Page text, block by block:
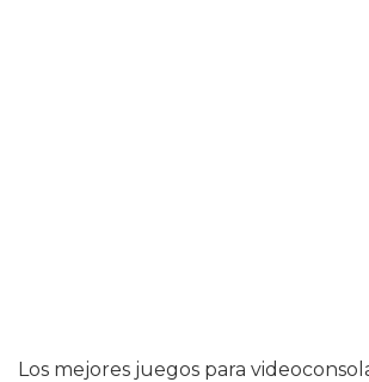
Los mejores juegos para